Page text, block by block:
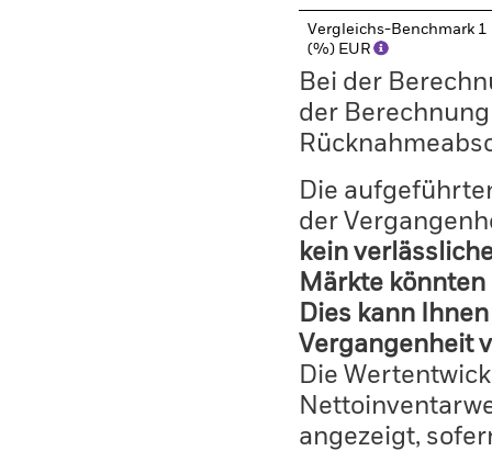
Vergleichs-Benchmark 1
(%) EUR
Bei der
der
Die
der
kein
Märkte
Dies kann
Vergangenheit
Die
angezeigt,